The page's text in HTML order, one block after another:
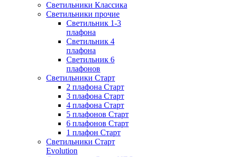
Светильники Классика
Светильники прочие
Светильник 1-3
плафона
Светильник 4
плафона
Светильник 6
плафонов
Светильники Старт
2 плафона Старт
3 плафона Старт
4 плафона Старт
5 плафонов Старт
6 плафонов Старт
1 плафон Старт
Светильники Старт
Evolution